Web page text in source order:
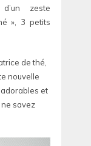
zeste
», 3 petits
de thé,
nouvelle
et
savez